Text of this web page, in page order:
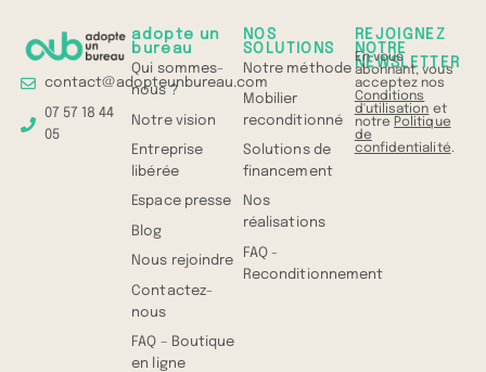
tout en 1 min
contact@adopteunbureau.com
07 57 18 44
05
adopte un
bureau
Qui sommes-
nous ?
Notre vision
Entreprise
libérée
Espace presse
Blog
Nous rejoindre
Contactez-
nous
FAQ – Boutique
en ligne
NOS
SOLUTIONS
Notre méthode
Mobilier
reconditionné
Solutions de
financement
Nos
réalisations
FAQ -
Reconditionnement
REJOIGNEZ
NOTRE
NEWSLETTER
En vous
abonnant, vous
acceptez nos
Conditions
d'utilisation et
notre Politique
de
confidentialité.